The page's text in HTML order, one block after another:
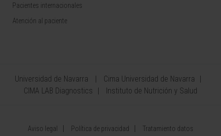
Pacientes internacionales
Atención al paciente
Universidad de Navarra
Cima Universidad de Navarra
CIMA LAB Diagnostics
Instituto de Nutrición y Salud
Aviso legal Política de privacidad
Tratamiento datos